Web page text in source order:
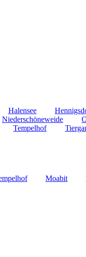
Halensee
Niederschöneweide
Tempelhof
Moabit